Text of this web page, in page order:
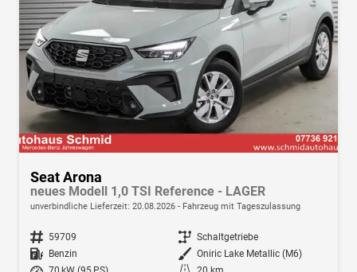
Seat Arona
neues Modell 1,0 TSI Reference - LAGER
unverbindliche Lieferzeit: 20.08.2026 Fahrzeug mit Tageszulassung
Fahrzeugnr. 59709 Getriebe Schaltgetriebe
Kraftstoff Benzin Außenfarbe Oniric Lake Metallic (M6)